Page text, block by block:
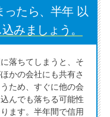
覧
ない…2ヵ月目に
危険な理由と対
ったら、半年 以
みましょう。
落ちてしまうと、そ
かの会社にも共有さ
ため、すぐに他の会
んでも落ちる可能性
ます。半年間で信用